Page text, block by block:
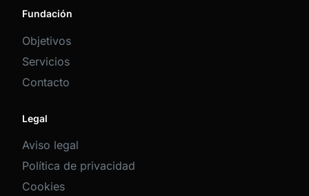
Fundación
Objetivos
Servicios
Contacto
Legal
Aviso legal
Política de privacidad
Cookies